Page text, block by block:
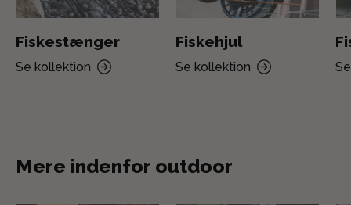
Fiskestænger
Se kollektion
Fiskehjul
Se kollektion
Mere indenfor outdoor